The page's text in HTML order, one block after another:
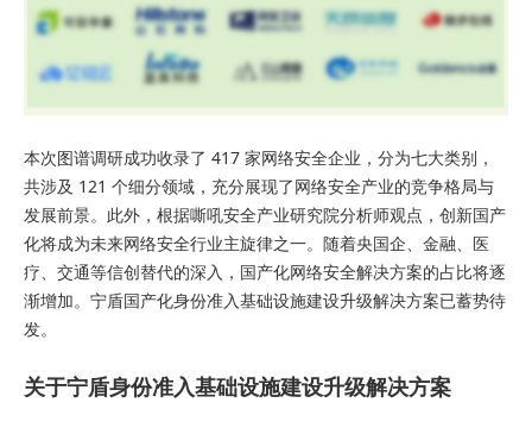
本次图谱调研成功收录了 417 家网络安全企业，分为七大类别，
共涉及 121 个细分领域，充分展现了网络安全产业的竞争格局与
发展前景。此外，根据嘶吼安全产业研究院分析师观点，创新国产
化将成为未来网络安全行业主旋律之一。随着央国企、金融、医
疗、交通等信创替代的深入，国产化网络安全解决方案的占比将逐
渐增加。宁盾国产化身份准入基础设施建设升级解决方案已蓄势待
发。
关于宁盾身份准入基础设施建设升级解决方案